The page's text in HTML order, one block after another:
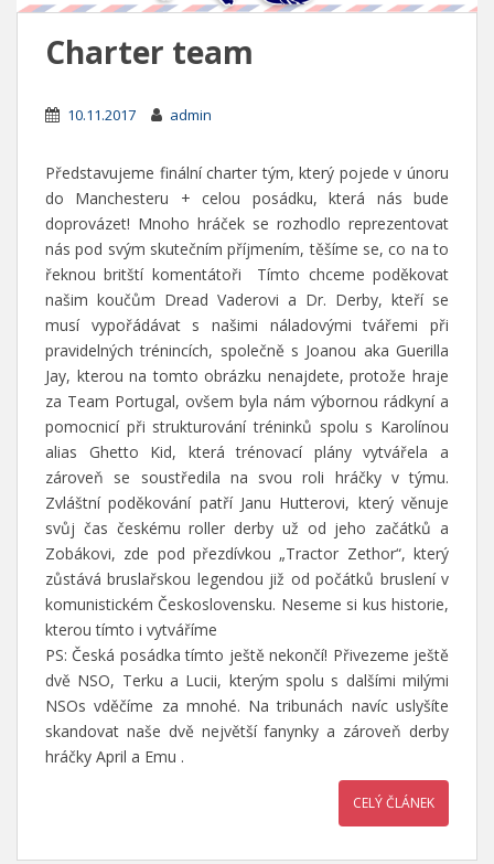
Charter team
10.11.2017 admin
Představujeme finální charter tým, který pojede v únoru
do Manchesteru + celou posádku, která nás bude
doprovázet! Mnoho hráček se rozhodlo reprezentovat
nás pod svým skutečním příjmením, těšíme se, co na to
řeknou britští komentátoři
Tímto chceme poděkovat
našim koučům Dread Vaderovi a Dr. Derby, kteří se
musí vypořádávat s našimi náladovými tvářemi při
pravidelných trénincích, společně s Joanou aka Guerilla
Jay, kterou na tomto obrázku nenajdete, protože hraje
za Team Portugal, ovšem byla nám výbornou rádkyní a
pomocnicí při strukturování tréninků spolu s Karolínou
alias Ghetto Kid, která trénovací plány vytvářela a
zároveň se soustředila na svou roli hráčky v týmu.
Zvláštní poděkování patří Janu Hutterovi, který věnuje
svůj čas českému roller derby už od jeho začátků a
Zobákovi, zde pod přezdívkou „Tractor Zethor“, který
zůstává bruslařskou legendou již od počátků bruslení v
komunistickém Československu. Neseme si kus historie,
kterou tímto i vytváříme
PS: Česká posádka tímto ještě nekončí! Přivezeme ještě
dvě NSO, Terku a Lucii, kterým spolu s dalšími milými
NSOs vděčíme za mnohé. Na tribunách navíc uslyšíte
skandovat naše dvě největší fanynky a zároveň derby
hráčky April a Emu .
CELÝ ČLÁNEK